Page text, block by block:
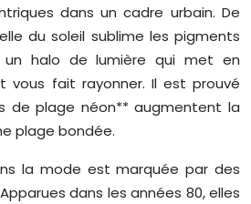
dans un cadre urbain. De
du soleil sublime les pigments
un halo de lumière qui met en
vous fait rayonner. Il est prouvé
de plage néon** augmentent la
plage bondée.
la mode est marquée par des
dans les années 80, elles